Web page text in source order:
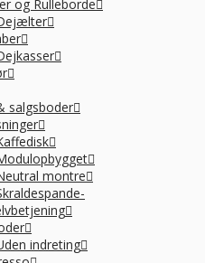
og Rulleborde
salgsboder
montre
indreting